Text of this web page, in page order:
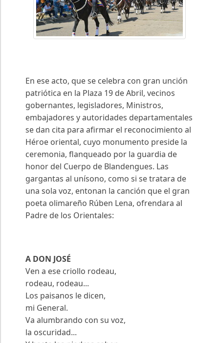
En ese acto, que se celebra con gran unción
patriótica en la Plaza 19 de Abril, vecinos
gobernantes, legisladores, Ministros,
embajadores y autoridades departamentales
se dan cita para afirmar el reconocimiento al
Héroe oriental, cuyo monumento preside la
ceremonia, flanqueado por la guardia de
honor del Cuerpo de Blandengues. Las
gargantas al unísono, como si se tratara de
una sola voz, entonan la canción que el gran
poeta olimareño Rúben Lena, ofrendara al
Padre de los Orientales:
A DON JOSÉ
Ven a ese criollo rodeau,
rodeau, rodeau...
Los paisanos le dicen,
mi General.
Va alumbrando con su voz,
la oscuridad...